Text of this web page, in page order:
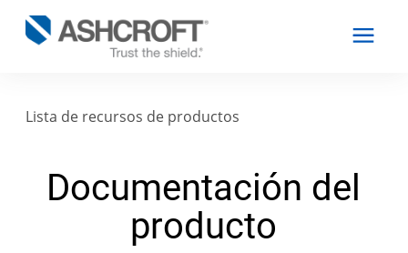
Productos
Lista de recursos de productos
Documentación del
producto